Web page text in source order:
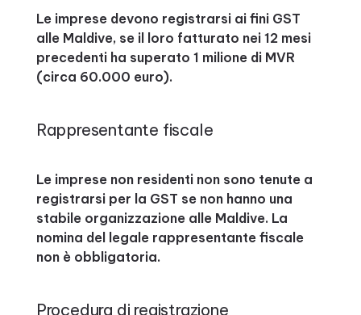
Le imprese devono registrarsi ai fini GST
alle Maldive, se il loro fatturato nei 12 mesi
precedenti ha superato 1 milione di MVR
(circa 60.000 euro).
Rappresentante fiscale
Le imprese non residenti non sono tenute a
registrarsi per la GST se non hanno una
stabile organizzazione alle Maldive. La
nomina del legale rappresentante fiscale
non è obbligatoria.
Procedura di registrazione